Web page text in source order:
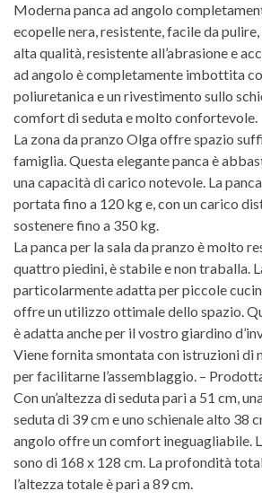
Moderna panca ad angolo
ecopelle nera, resistente, facile da
alta qualità, resistente all’abrasione e
ad angolo è completamente imbottita
poliuretanica e un rivestimento sullo
comfort di seduta e molto confortevole.
La zona da pranzo Olga offre spazio
famiglia. Questa elegante panca è
una capacità di carico notevole. La
portata fino a 120 kg e, con un carico
sostenere fino a 350 kg.
La panca per la sala da pranzo è molto
quattro piedini, è stabile e non traballa.
particolarmente adatta per piccole
offre un utilizzo ottimale dello spazio.
è adatta anche per il vostro giardino
Viene fornita smontata con istruzioni di
per facilitarne l’assemblaggio. –
Con un’altezza di seduta pari a 51 cm,
seduta di 39 cm e uno schienale alto 38
angolo offre un comfort ineguagliabile.
sono di 168 x 128 cm. La profondità
l’altezza totale è pari a 89 cm.